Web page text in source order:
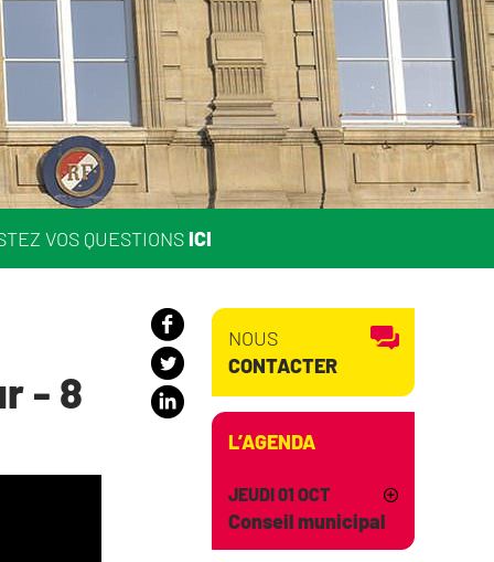
VOS QUESTIONSICI
- 8
NOUS
CONTACTER
L’AGENDA
JEUDI 01 OCT
Conseil municipal